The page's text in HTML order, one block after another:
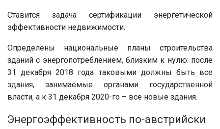
Ставится задача сертификации энергетической
эффективности недвижимости.
Определены национальные планы строительства
зданий с энергопотреблением, близким к нулю: после
31 декабря 2018 года таковыми должны быть все
здания, занимаемые органами государственной
власти, а к 31 декабря 2020-го – все новые здания.
Энергоэффективность по-австрийски